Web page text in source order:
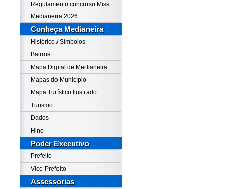
Regulamento concurso Miss
Medianeira 2026
Conheça Medianeira
Histórico / Símbolos
Bairros
Mapa Digital de Medianeira
Mapas do Município
Mapa Turístico Ilustrado
Turismo
Dados
Hino
Poder Executivo
Prefeito
Vice-Prefeito
Assessorias